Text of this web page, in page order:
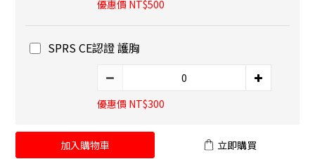
優惠價 NT$500
SPRS CE認證 護胸
優惠價 NT$300
加入購物車 立即購買